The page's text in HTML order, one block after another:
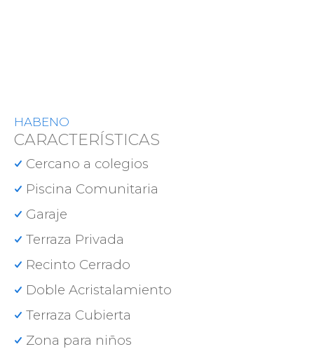
HABENO
CARACTERÍSTICAS
Cercano a colegios
Piscina Comunitaria
Garaje
Terraza Privada
Recinto Cerrado
Doble Acristalamiento
Terraza Cubierta
Zona para niños